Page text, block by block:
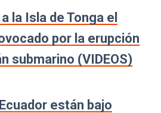
la Isla de Tonga el
por la erupción
submarino (VIDEOS)
están bajo